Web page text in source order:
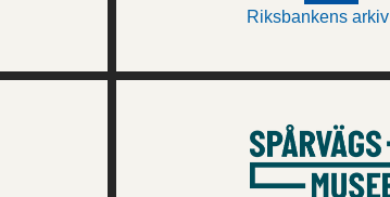
Riksbankens arkiv